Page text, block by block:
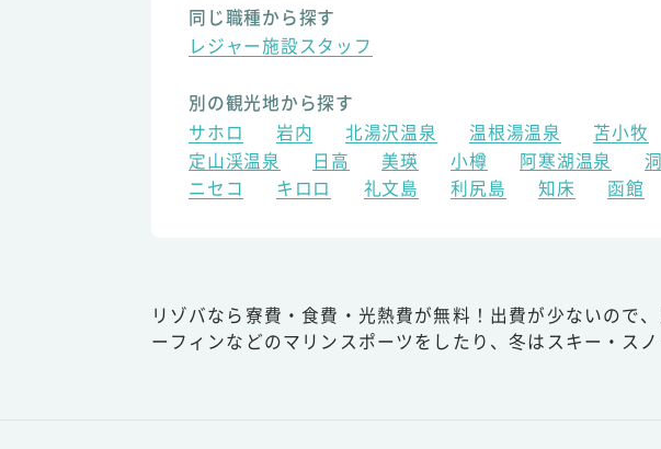
同じ職種から探す
レジャー施設スタッフ
別の観光地から探す
サホロ
岩内 北湯沢温泉 温根湯温泉 苫小牧
定山渓温泉
日高 美瑛 小樽 阿寒湖温泉
ニセコ
キロロ 礼文島 利尻島 知床 函館
リゾバなら寮費・食費・光熱費が無料！出費が少ないので
ーフィンなどのマリンスポーツをしたり、冬はスキー・ス